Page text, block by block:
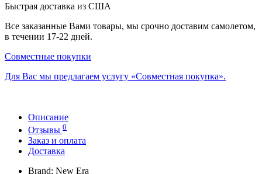
Быстрая доставка из США
Все заказанные Вами товары, мы срочно доставим самолетом,
в течении 17-22 дней.
Совместные покупки
Для Вас мы предлагаем услугу «Совместная покупка».
Описание
Отзывы 0
Заказ и оплата
Доставка
Brand: New Era